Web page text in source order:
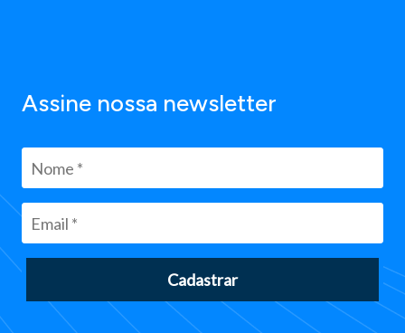
Assine nossa newsletter
Cadastrar